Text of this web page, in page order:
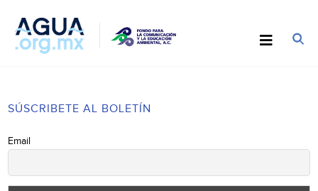
SÚSCRIBETE AL BOLETÍN
Email